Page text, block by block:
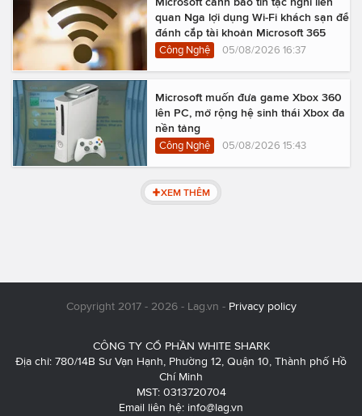
quan Nga lợi dụng Wi-Fi khách sạn để
đánh cắp tài khoản Microsoft 365
Công Nghệ 05/08/2026 16:37
Microsoft muốn đưa game Xbox 360
lên PC, mở rộng hệ sinh thái Xbox đa
nền tảng
Công Nghệ 05/08/2026 15:43
XEM THÊM
Copyright 2017 - 2026 - Lag.vn - Privacy policy
CÔNG TY CỔ PHẦN WHITE SHARK
Địa chỉ: 780/14B Sư Vạn Hạnh, Phường 12, Quận 10, Thành phố Hồ
Chí Minh
MST: 0313720704
Email liên hệ: info@lag.vn